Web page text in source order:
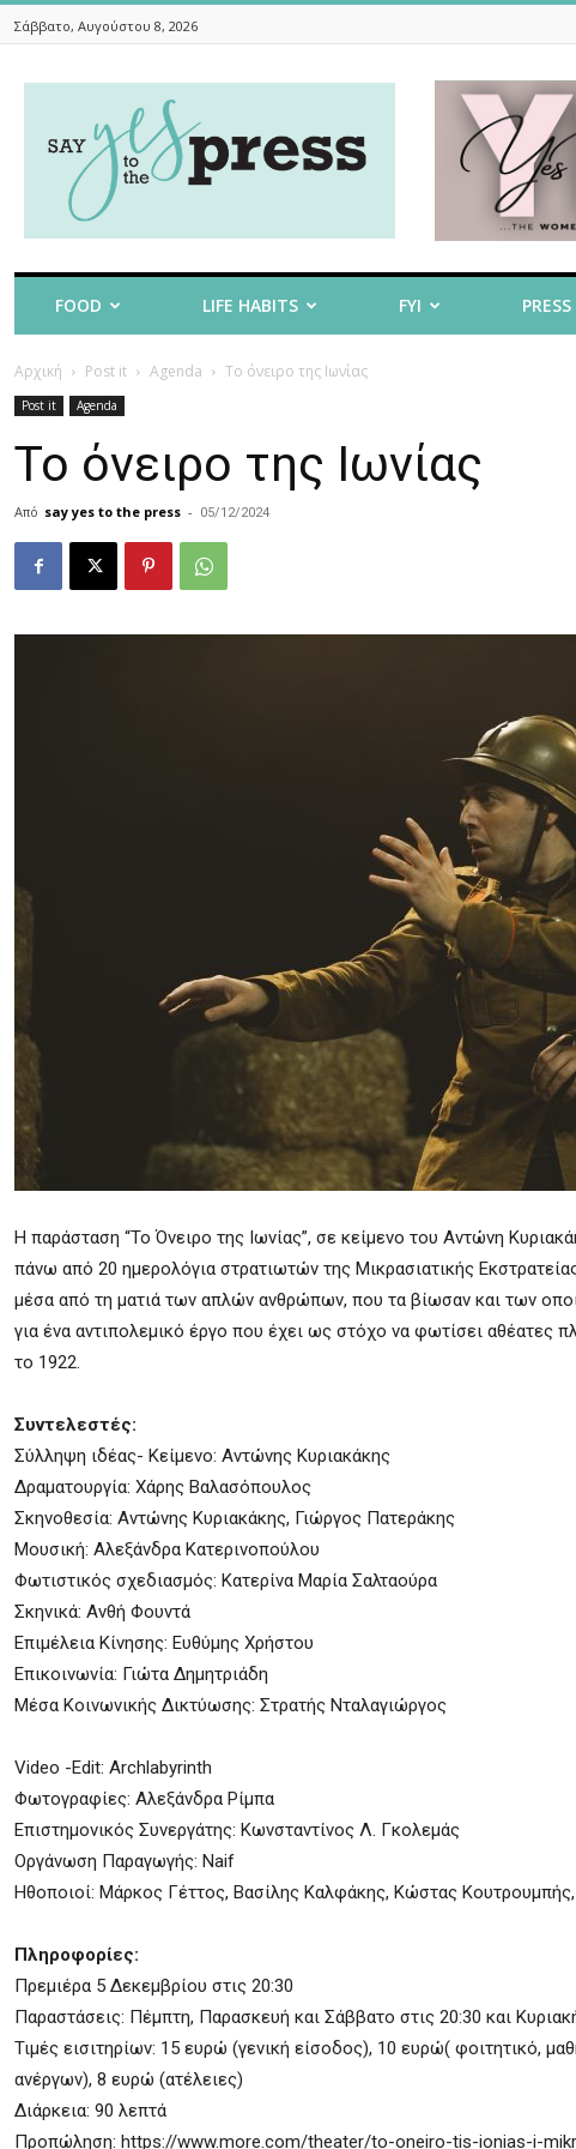
Σάββατο, Αυγούστου 8, 2026
To
The
FOOD LIFE HABITS FYI
Αρχική Post it Agenda Το όνειρο της Ιωνίας
Post it Agenda
Το όνειρο της Ιωνίας
Από say yes to the press - 05/12/2024
Η παράσταση “Το Όνειρο της Ιωνίας”, σε κείμενο του Αντώνη
πάνω από 20 ημερολόγια στρατιωτών της Μικρασιατικής
μέσα από τη ματιά των απλών ανθρώπων, που τα βίωσαν και των
για ένα αντιπολεμικό έργο που έχει ως στόχο να φωτίσει αθέατες
το 1922.
Συντελεστές:
Σύλληψη ιδέας- Κείμενο: Αντώνης Κυριακάκης
Δραματουργία: Χάρης Βαλασόπουλος
Σκηνοθεσία: Αντώνης Κυριακάκης, Γιώργος Πατεράκης
Μουσική: Αλεξάνδρα Κατερινοπούλου
Φωτιστικός σχεδιασμός: Κατερίνα Μαρία Σαλταούρα
Σκηνικά: Ανθή Φουντά
Επιμέλεια Κίνησης: Ευθύμης Χρήστου
Επικοινωνία: Γιώτα Δημητριάδη
Μέσα Κοινωνικής Δικτύωσης: Στρατής Νταλαγιώργος
Video -Edit: Archlabyrinth
Φωτογραφίες: Αλεξάνδρα Ρίμπα
Επιστημονικός Συνεργάτης: Κωνσταντίνος Λ. Γκολεμάς
Οργάνωση Παραγωγής: Νaif
Ηθοποιοί: Μάρκος Γέττος, Βασίλης Καλφάκης, Κώστας
Πληροφορίες:
Πρεμιέρα 5 Δεκεμβρίου στις 20:30
Παραστάσεις: Πέμπτη, Παρασκευή και Σάββατο στις 20:30 και
Τιμές εισιτηρίων: 15 ευρώ (γενική είσοδος), 10 ευρώ( φοιτητικό,
ανέργων), 8 ευρώ (ατέλειες)
Διάρκεια: 90 λεπτά
Προπώληση: https://www.more.com/theater/to-oneiro-tis-ionias-i-